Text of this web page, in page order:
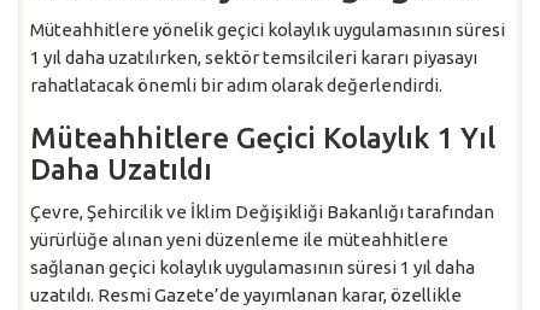
Müteahhitlere yönelik geçici kolaylık uygulamasının süresi
1 yıl daha uzatılırken, sektör temsilcileri kararı piyasayı
rahatlatacak önemli bir adım olarak değerlendirdi.
Müteahhitlere Geçici Kolaylık 1 Yıl
Daha Uzatıldı
Çevre, Şehircilik ve İklim Değişikliği Bakanlığı tarafından
yürürlüğe alınan yeni düzenleme ile müteahhitlere
sağlanan geçici kolaylık uygulamasının süresi 1 yıl daha
uzatıldı. Resmi Gazete’de yayımlanan karar, özellikle